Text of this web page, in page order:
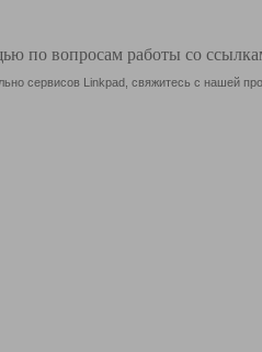
по вопросам работы со
сервисов Linkpad, свяжитесь с нашей